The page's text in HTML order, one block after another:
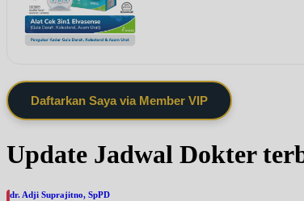
Daftarkan Saya via Member VIP
Update Jadwal Dokter
dr. Adji Suprajitno, SpPD